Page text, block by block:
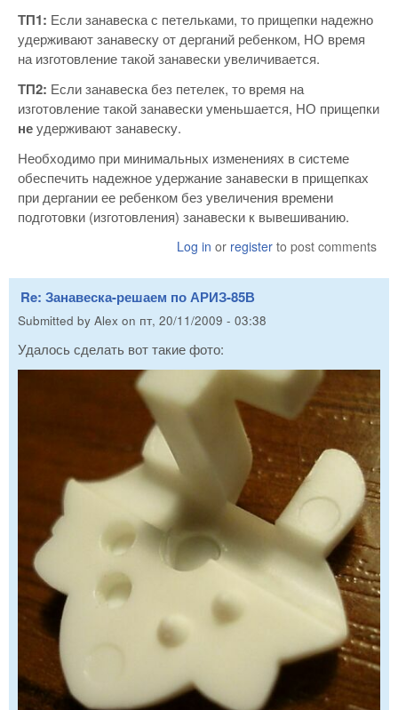
ТП1: Если занавеска с петельками, то прищепки надежно
удерживают занавеску от дерганий ребенком, НО время
на изготовление такой занавески увеличивается.
ТП2: Если занавеска без петелек, то время на
изготовление такой занавески уменьшается, НО прищепки
неудерживают занавеску.
Необходимо при минимальных изменениях в системе
обеспечить надежное удержание занавески в прищепках
при дергании ее ребенком без увеличения времени
подготовки (изготовления) занавески к вывешиванию.
Log in or register to post comments
Re: Занавеска-решаем по АРИЗ-85В
Submitted by Alex on пт, 20/11/2009 - 03:38
Удалось сделать вот такие фото: